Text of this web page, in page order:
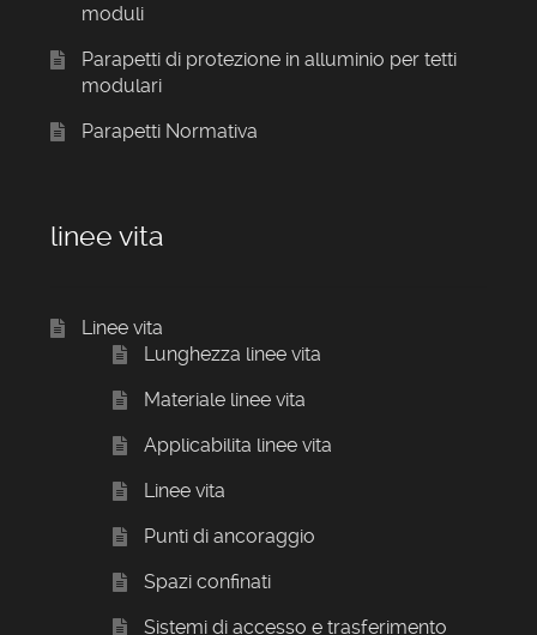
moduli
Parapetti di protezione in alluminio per tetti
modulari
Parapetti Normativa
linee vita
Linee vita
Lunghezza linee vita
Materiale linee vita
Applicabilita linee vita
Linee vita
Punti di ancoraggio
Spazi confinati
Sistemi di accesso e trasferimento